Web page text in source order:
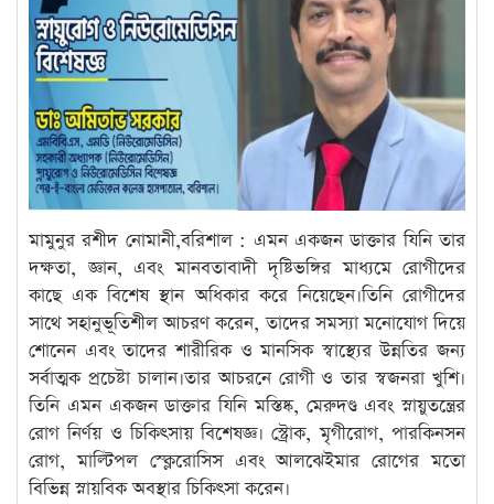
মামুনুর রশীদ নোমানী,বরিশাল : এমন একজন ডাক্তার যিনি তার
দক্ষতা, জ্ঞান, এবং মানবতাবাদী দৃষ্টিভঙ্গির মাধ্যমে রোগীদের
কাছে এক বিশেষ স্থান অধিকার করে নিয়েছেন।তিনি রোগীদের
সাথে সহানুভূতিশীল আচরণ করেন, তাদের সমস্যা মনোযোগ দিয়ে
শোনেন এবং তাদের শারীরিক ও মানসিক স্বাস্থ্যের উন্নতির জন্য
সর্বাত্মক প্রচেষ্টা চালান।তার আচরনে রোগী ও তার স্বজনরা খুশি।
তিনি এমন একজন ডাক্তার যিনি মস্তিষ্ক, মেরুদণ্ড এবং স্নায়ুতন্ত্রের
রোগ নির্ণয় ও চিকিৎসায় বিশেষজ্ঞ। স্ট্রোক, মৃগীরোগ, পারকিনসন
রোগ, মাল্টিপল স্ক্লেরোসিস এবং আলঝেইমার রোগের মতো
বিভিন্ন স্নায়বিক অবস্থার চিকিৎসা করেন।